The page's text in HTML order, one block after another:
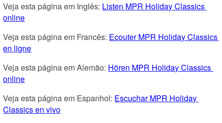
Veja esta página em Inglês: Listen MPR Holiday Classics
online
Veja esta página em Francês: Ecouter MPR Holiday Classics
en ligne
Veja esta página em Alemão: Hören MPR Holiday Classics
online
Veja esta página em Espanhol: Escuchar MPR Holiday
Classics en vivo